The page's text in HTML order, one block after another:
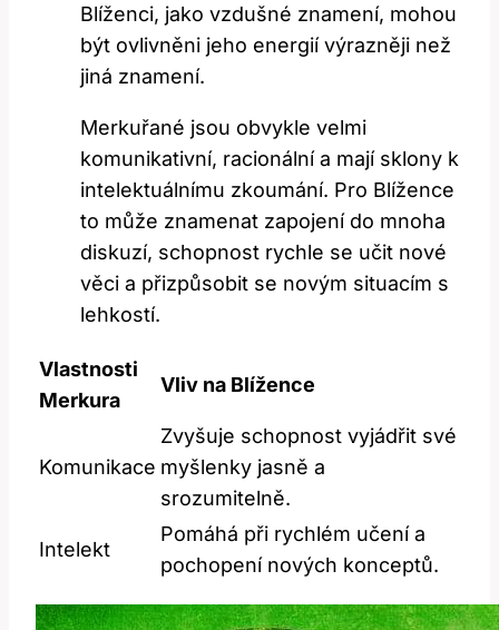
Blíženci, jako vzdušné znamení, mohou
být ovlivněni jeho energií výrazněji než
jiná znamení.
Merkuřané jsou obvykle velmi
komunikativní, racionální a mají sklony k
intelektuálnímu zkoumání. Pro Blížence
to může znamenat zapojení do mnoha
diskuzí, schopnost rychle se učit nové
věci a přizpůsobit se novým situacím s
lehkostí.
Vlastnosti
Merkura
Vliv na Blížence
Komunikace
Zvyšuje schopnost vyjádřit své
myšlenky jasně a
srozumitelně.
Intelekt
Pomáhá při rychlém učení a
pochopení nových konceptů.